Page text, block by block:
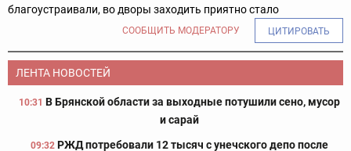
благоустраивали, во дворы заходить приятно стало
СООБЩИТЬ МОДЕРАТОРУ ЦИТИРОВАТЬ
ЛЕНТА НОВОСТЕЙ
10:31 В Брянской области за выходные потушили сено, мусор
и сарай
09:32 РЖД потребовали 12 тысяч с унечского депо после